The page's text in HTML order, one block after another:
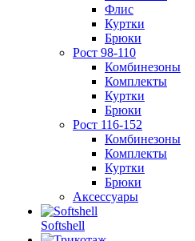
Флис
Куртки
Брюки
Рост 98-110
Комбинезоны
Комплекты
Куртки
Брюки
Рост 116-152
Комбинезоны
Комплекты
Куртки
Брюки
Аксессуары
Softshell